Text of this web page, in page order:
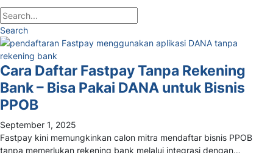
Search
Cara Daftar Fastpay Tanpa Rekening
Bank – Bisa Pakai DANA untuk Bisnis
PPOB
September 1, 2025
Fastpay kini memungkinkan calon mitra mendaftar bisnis PPOB
tanpa memerlukan rekening bank melalui integrasi dengan…